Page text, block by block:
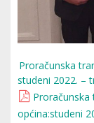
Proračunska
studeni 2022. –
općina:studeni